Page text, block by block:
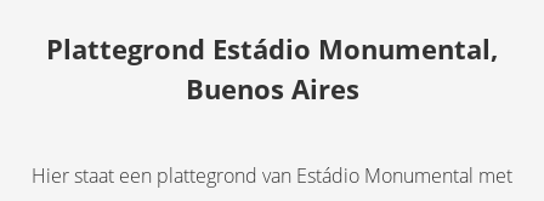
Plattegrond Estádio Monumental,
Buenos Aires
Hier staat een plattegrond van Estádio Monumental met